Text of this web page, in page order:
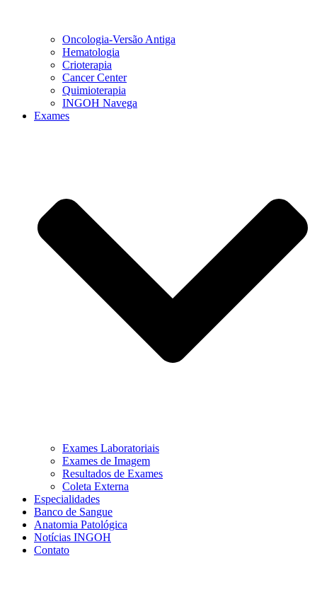
Oncologia-Versão Antiga
Hematologia
Crioterapia
Cancer Center
Quimioterapia
INGOH Navega
Exames
Exames Laboratoriais
Exames de Imagem
Resultados de Exames
Coleta Externa
Especialidades
Banco de Sangue
Anatomia Patológica
Notícias INGOH
Contato